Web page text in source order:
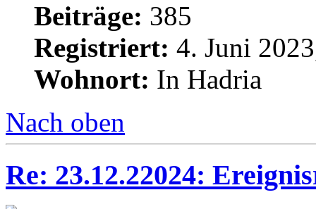
Beiträge: 385
Registriert: 4. Juni
Wohnort: In Hadria
Nach oben
Re: 23.12.22024: